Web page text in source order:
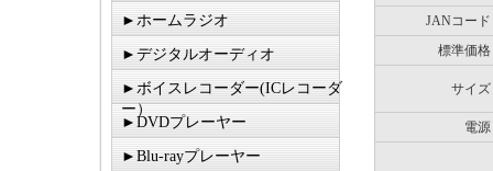
►ホームラジオ
►デジタルオーディオ
►ボイスレコーダー(ICレコーダ
ー）
►DVDプレーヤー
►Blu-rayプレーヤー
JANコード
標準価格
サイズ
電源